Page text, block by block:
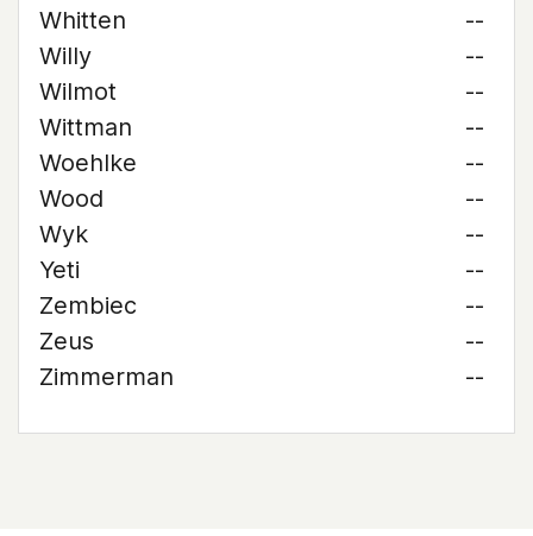
Whitten
--
Willy
--
Wilmot
--
Wittman
--
Woehlke
--
Wood
--
Wyk
--
Yeti
--
Zembiec
--
Zeus
--
Zimmerman
--